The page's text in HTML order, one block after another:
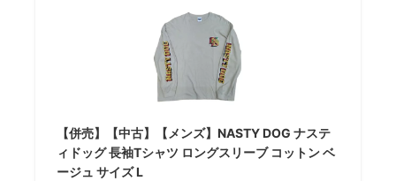
【併売】【中古】【メンズ】NASTY DOG ナステ
ィドッグ 長袖Tシャツ ロングスリーブ コットン ベ
ージュ サイズ L